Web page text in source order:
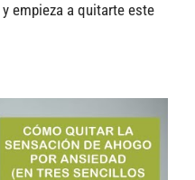
y empieza a quitarte este